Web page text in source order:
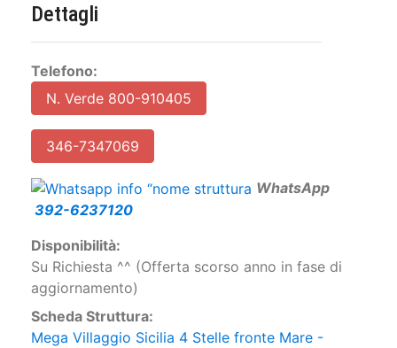
Dettagli
Telefono:
N. Verde 800-910405
346-7347069
WhatsApp
392-6237120
Disponibilità:
Su Richiesta ^^ (Offerta scorso anno in fase di
aggiornamento)
Scheda Struttura:
Mega Villaggio Sicilia 4 Stelle fronte Mare -